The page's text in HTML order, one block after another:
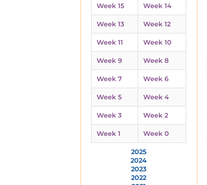
Week 15 Week 14
Week 13 Week 12
Week 11 Week 10
Week 9 Week 8
Week 7 Week 6
Week 5 Week 4
Week 3 Week 2
Week 1 Week 0
2025
2024
2023
2022